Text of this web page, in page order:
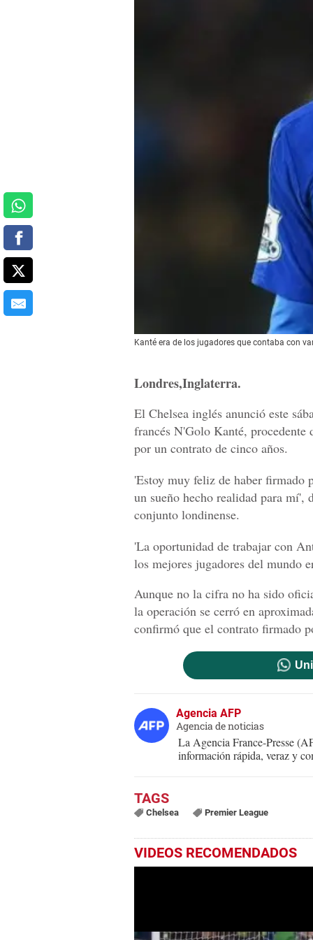
Kanté era de los jugadores que contaba con
Londres,Inglaterra.
El Chelsea inglés anunció este
francés N'Golo Kanté, procedente
por un contrato de cinco años.
'Estoy muy feliz de haber firmado
un sueño hecho realidad para
conjunto londinense.
'La oportunidad de trabajar con
los mejores jugadores del mundo
Aunque no la cifra no ha sido
la operación se cerró en
confirmó que el contrato firmado
Agencia AFP
Agencia de noticias
La Agencia France-Presse
información rápida, veraz y
Chelsea Premier League
VIDEOS RECOMENDADOS